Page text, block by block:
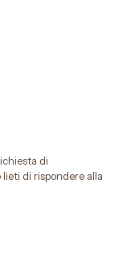
di
di rispondere alla